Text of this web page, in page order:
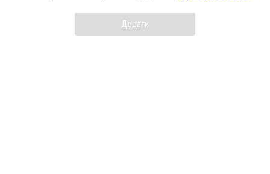
Додати